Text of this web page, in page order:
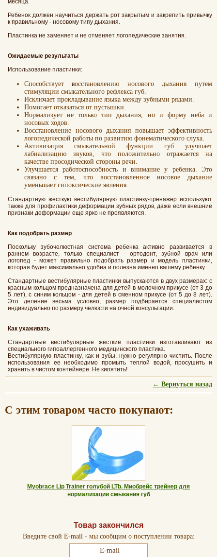
месяца.
Ребенок должен научиться держать рот закрытым и закрепить привычку
к правильному - носовому типу дыхания.
Пластинка не заменяет и не отменяет логопедические занятия.
Ожидаемые результаты
Использование пластинки:
Способствует восстановлению носового дыхания путем
стимуляции смыкательного рефлекса губ.
Исключает прокладывание языка между зубными рядами.
Помогает отказаться от пустышки.
Нормализует не только тип дыхания, но и форму неба и
носовых ходов.
Восстановление носового дыхания повышает эффективность
логопедической работы по развитию фонематического слуха.
Активизация смыкательной функции губ улучшает
лабиализацию звуков, что положительно отражается на
качестве просодической стороны речи.
Улучшается работоспособность и внимание у ребенка. Это
связано с тем, что восстановленное носовое дыхание
уменьшает гипоксические явления.
Стандартную жесткую вестибулярную пластинку-тренажер используют
также для профилактики деформации зубных рядов, даже если внешние
признаки деформации еще ярко не проявляются.
Как подобрать размер
Поскольку зубочелюстная система ребенка активно развивается в
раннем возрасте, только специалист - ортодонт, зубной врач или
логопед - может правильно подобрать размер и модель пластинки,
которая будет максимально удобна и полезна именно вашему ребенку.
Стандартные вестибулярные пластинки выпускаются в двух размерах: с
красным кольцом предназначена для детей в молочном прикусе (от 3 до
5 лет), с синим кольцом - для детей в сменном прикусе (от 5 до 8 лет).
Это деление весьма условно, размер подбирается специалистом
индивидуально по размеру челюсти на очной консультации.
Как ухаживать
Стандартные вестибулярные жесткие пластинки изготавливают из
специального гипоаллергенного медицинского пластика.
Вестибулярную пластинку, как и зубы, нужно регулярно чистить. После
использования ее необходимо промыть теплой водой, просушить и
хранить в чистом контейнере. Не кипятить!
← Вернуться назад
С этим товаром часто покупают:
Myobrace Lip Trainer голубой LTb. Миобрейс трейнер для
нормализации смыкания губ
Товар закончился
Введите свой E-mail - мы сообщим о поступлении товара: